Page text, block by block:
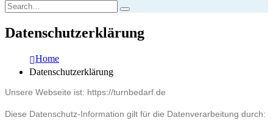
Datenschutzerklärung
Home
Datenschutzerklärung
Unsere Webseite ist: https://turnbedarf.de
Diese Datenschutz-Information gilt für die Datenverarbeitung durch: